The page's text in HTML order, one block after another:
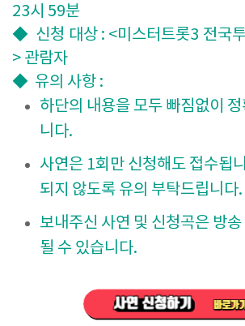
23시 59분
◆ 신청 대상 : <미스터트롯3 전국
> 관람자
◆ 유의 사항 :
하단의 내용을 모두 빠짐없이
니다.
사연은 1회만 신청해도 접수됩
되지 않도록 유의 부탁드립니다.
보내주신 사연 및 신청곡은 방
될 수 있습니다.